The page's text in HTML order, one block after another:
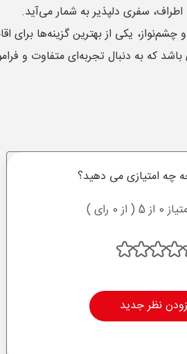
سفری دلپذیر به شمار می‌آید.
یکی از بهترین گزینه‌ها
باشد که به دنبال تجربه‌ای متفاوت
چه امتیازی می دهید؟
0 رای )
نظر جدید